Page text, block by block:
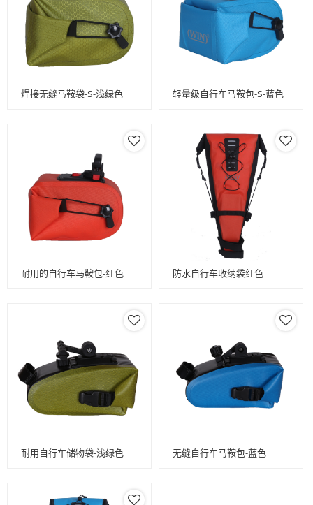
焊接无缝马鞍袋-S-浅绿色 轻量级自行车马鞍包-S-蓝色
耐用的自行车马鞍包-红色 防水自行车收纳袋红色
耐用自行车储物袋-浅绿色 无缝自行车马鞍包-蓝色